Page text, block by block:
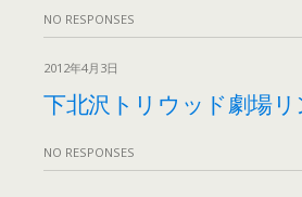
NO RESPONSES
2012年4月3日
下北沢トリウッド劇場リ
NO RESPONSES